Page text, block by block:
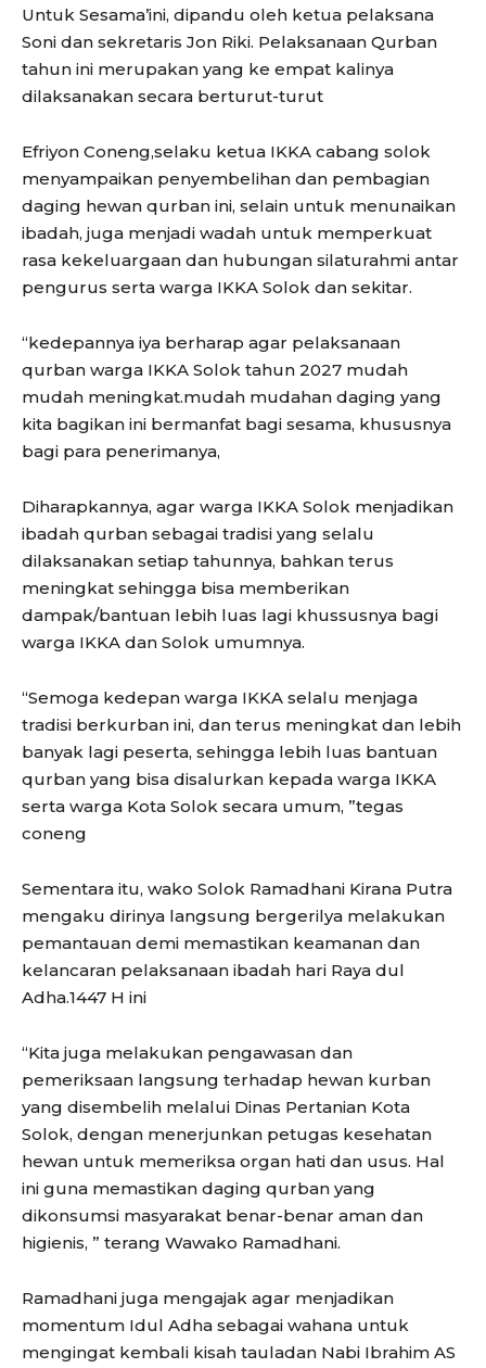
Untuk Sesama’ini, dipandu oleh ketua pelaksana
Soni dan sekretaris Jon Riki. Pelaksanaan Qurban
tahun ini merupakan yang ke empat kalinya
dilaksanakan secara berturut-turut
Efriyon Coneng,selaku ketua IKKA cabang solok
menyampaikan penyembelihan dan pembagian
daging hewan qurban ini, selain untuk menunaikan
ibadah, juga menjadi wadah untuk memperkuat
rasa kekeluargaan dan hubungan silaturahmi antar
pengurus serta warga IKKA Solok dan sekitar.
“kedepannya iya berharap agar pelaksanaan
qurban warga IKKA Solok tahun 2027 mudah
mudah meningkat.mudah mudahan daging yang
kita bagikan ini bermanfat bagi sesama, khususnya
bagi para penerimanya,
Diharapkannya, agar warga IKKA Solok menjadikan
ibadah qurban sebagai tradisi yang selalu
dilaksanakan setiap tahunnya, bahkan terus
meningkat sehingga bisa memberikan
dampak/bantuan lebih luas lagi khussusnya bagi
warga IKKA dan Solok umumnya.
“Semoga kedepan warga IKKA selalu menjaga
tradisi berkurban ini, dan terus meningkat dan lebih
banyak lagi peserta, sehingga lebih luas bantuan
qurban yang bisa disalurkan kepada warga IKKA
serta warga Kota Solok secara umum, ”tegas
coneng
Sementara itu, wako Solok Ramadhani Kirana Putra
mengaku dirinya langsung bergerilya melakukan
pemantauan demi memastikan keamanan dan
kelancaran pelaksanaan ibadah hari Raya dul
Adha.1447 H ini
“Kita juga melakukan pengawasan dan
pemeriksaan langsung terhadap hewan kurban
yang disembelih melalui Dinas Pertanian Kota
Solok, dengan menerjunkan petugas kesehatan
hewan untuk memeriksa organ hati dan usus. Hal
ini guna memastikan daging qurban yang
dikonsumsi masyarakat benar-benar aman dan
higienis, ” terang Wawako Ramadhani.
Ramadhani juga mengajak agar menjadikan
momentum Idul Adha sebagai wahana untuk
mengingat kembali kisah tauladan Nabi Ibrahim AS